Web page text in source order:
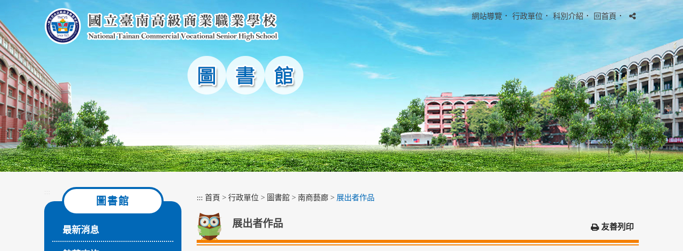
主
要
內
容
區
塊
網站導覽 ． 行政單位 ． 科別介紹． 回首頁．
:::
圖書館
最新消息
::: 首頁 > 行政單位 > 圖書館 > 南商藝廊 > 展出者作品
展出者作品 友善列印